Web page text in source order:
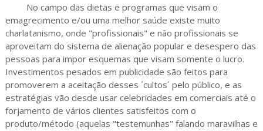
No campo das dietas e programas que visam o
emagrecimento e/ou uma melhor saúde existe muito
charlatanismo, onde "profissionais" e não profissionais se
aproveitam do sistema de alienação popular e desespero das
pessoas para impor esquemas que visam somente o lucro.
Investimentos pesados em publicidade são feitos para
promoverem a aceitação desses ´cultos´ pelo público, e as
estratégias vão desde usar celebridades em comerciais até o
forjamento de vários clientes satisfeitos com o
produto/método (aquelas "testemunhas" falando maravilhas e